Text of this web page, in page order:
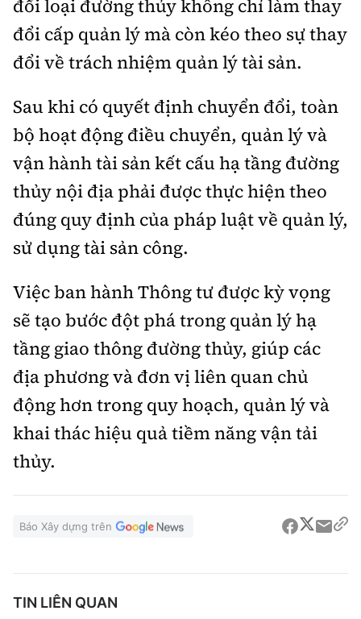
đổi loại đường thủy không chỉ làm thay
đổi cấp quản lý mà còn kéo theo sự thay
đổi về trách nhiệm quản lý tài sản.
Sau khi có quyết định chuyển đổi, toàn
bộ hoạt động điều chuyển, quản lý và
vận hành tài sản kết cấu hạ tầng đường
thủy nội địa phải được thực hiện theo
đúng quy định của pháp luật về quản lý,
sử dụng tài sản công.
Việc ban hành Thông tư được kỳ vọng
sẽ tạo bước đột phá trong quản lý hạ
tầng giao thông đường thủy, giúp các
địa phương và đơn vị liên quan chủ
động hơn trong quy hoạch, quản lý và
khai thác hiệu quả tiềm năng vận tải
thủy.
Báo Xây dựng trên
TIN LIÊN QUAN